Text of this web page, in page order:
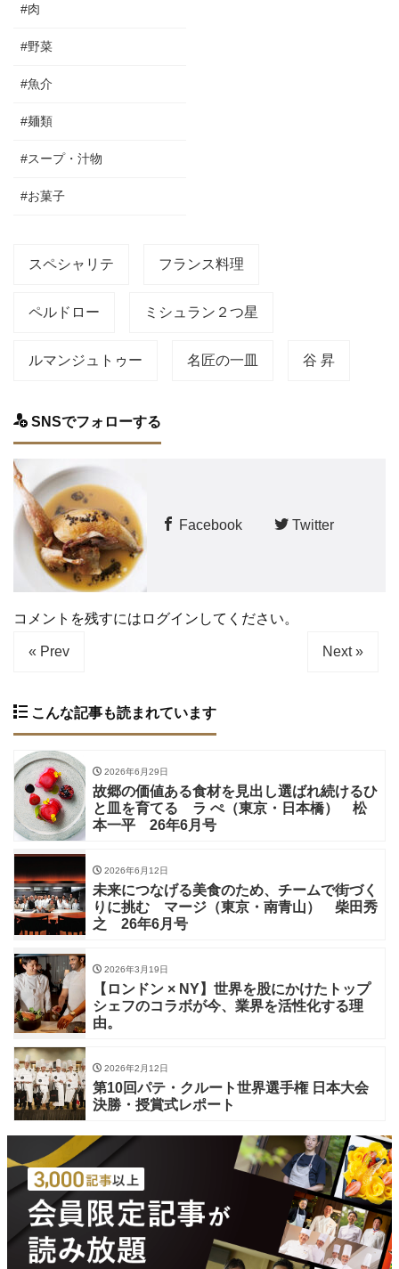
#肉
#野菜
#魚介
#麺類
#スープ・汁物
#お菓子
スペシャリテ フランス料理
ペルドロー ミシュラン２つ星
ルマンジュトゥー 名匠の一皿 谷 昇
SNSでフォローする
Facebook Twitter
コメントを残すにはログインしてください。
« Prev Next »
こんな記事も読まれています
2026年6月29日
故郷の価値ある食材を見出し選ばれ続けるひ
と皿を育てる ラ ぺ（東京・日本橋） 松
本一平 26年6月号
2026年6月12日
未来につなげる美食のため、チームで街づく
りに挑む マージ（東京・南青山） 柴田秀
之 26年6月号
2026年3月19日
【ロンドン × NY】世界を股にかけたトップ
シェフのコラボが今、業界を活性化する理
由。
2026年2月12日
第10回パテ・クルート世界選手権 日本大会
決勝・授賞式レポート